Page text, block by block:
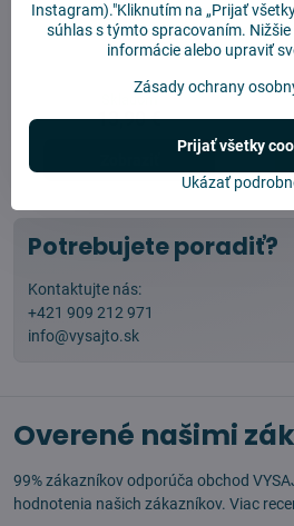
13,90 €
Potrebujete poradiť?
Kontaktujte nás:
+421 909 212 971
info@vysajto.sk
Overené našimi
99% zákazníkov odporúča obchod
hodnotenia našich zákazníkov. Viac
Instagram)."Kliknutím na „Prijať
súhlas s týmto spracovaním.
informácie alebo upraviť
Zásady ochrany
Ukázať
Prijať všetky